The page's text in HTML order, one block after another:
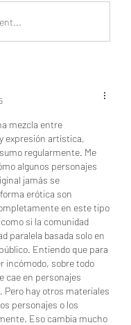
mezcla entre
expresión artística,
regularmente. Me
algunos personajes
jamás se
erótica son
en este tipo
si la comunidad
paralela basada solo en
Entiendo que para
incómodo, sobre todo
cae en personajes
Pero hay otros materiales
personajes o los
Eso cambia mucho